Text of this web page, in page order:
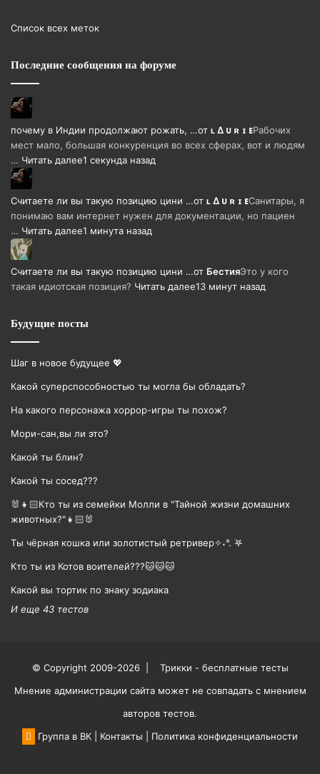
Список всех меток
Последние сообщения на форуме
почему в Индии продолжают рожать, …от ʟ ∆ ᴜ ʀ ɪ ᴇРабочих
мест мало, большая конкуренция во всех сферах, вот и людям
… Читать далее1 секунда назад
Считаете ли вы такую позицию цини …от ʟ ∆ ᴜ ʀ ɪ ᴇСанитары, я
понимаю вам интернет нужен для документации, но пациен
… Читать далее1 минута назад
Считаете ли вы такую позицию цини …от БестияЭто у кого
такая идиотская позиция? Читать далее13 минут назад
Будущие посты
Шаг в новое будущее 💖
Какой суперспособностью ты могла бы обладать?
На какого персонажа хоррор-игры ты похож?
Мори-сан,вы ли это?
Какой ты блин?
Какой ты сосед???
🐰👧🏻Кто ты из семейки Молли в "Тайной жизни домашних
животных?"👧🏻🐰
Ты чёрная кошка или золотистый ретривер✧˖°. ࣪𖤐
Кто ты из Котов воителей???🐱🐱🐱
Какой вы тортик по знаку зодиака
И еще 43 тестов
© Copyright 2009-2026 |
Трикки - бесплатные тесты
Мнение администрации сайта может не совпадать с мнением
авторов тестов.
Группа в ВК
Контакты Политика конфиденциальности